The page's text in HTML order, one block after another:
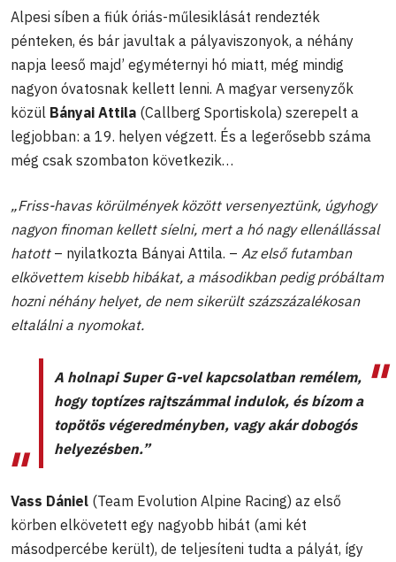
Alpesi síben a fiúk óriás-műlesiklását rendezték
pénteken, és bár javultak a pályaviszonyok, a néhány
napja leeső majd’ egyméternyi hó miatt, még mindig
nagyon óvatosnak kellett lenni. A magyar versenyzők
közül Bányai Attila (Callberg Sportiskola) szerepelt a
legjobban: a 19. helyen végzett. És a legerősebb száma
még csak szombaton következik…
„Friss-havas körülmények között versenyeztünk, úgyhogy
nagyon finoman kellett síelni, mert a hó nagy ellenállással
hatott– nyilatkozta Bányai Attila. – Az első futamban
elkövettem kisebb hibákat, a másodikban pedig próbáltam
hozni néhány helyet, de nem sikerült százszázalékosan
eltalálni a nyomokat.
A holnapi Super G-vel kapcsolatban remélem,
hogy toptízes rajtszámmal indulok, és bízom a
topötös végeredményben, vagy akár dobogós
helyezésben.”
Vass Dániel (Team Evolution Alpine Racing) az első
körben elkövetett egy nagyobb hibát (ami két
másodpercébe került), de teljesíteni tudta a pályát, így